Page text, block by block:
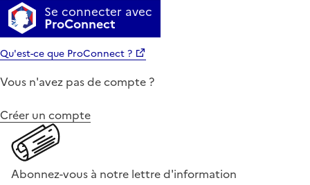
Se connecter avec
ProConnect
Qu'est-ce que ProConnect ?
Vous n'avez pas de compte ?
Créer un compte
Abonnez-vous à notre lettre d'information